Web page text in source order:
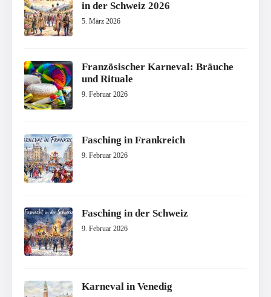
in der Schweiz 2026
5. März 2026
Französischer Karneval: Bräuche
und Rituale
9. Februar 2026
Fasching in Frankreich
9. Februar 2026
Fasching in der Schweiz
9. Februar 2026
Karneval in Venedig